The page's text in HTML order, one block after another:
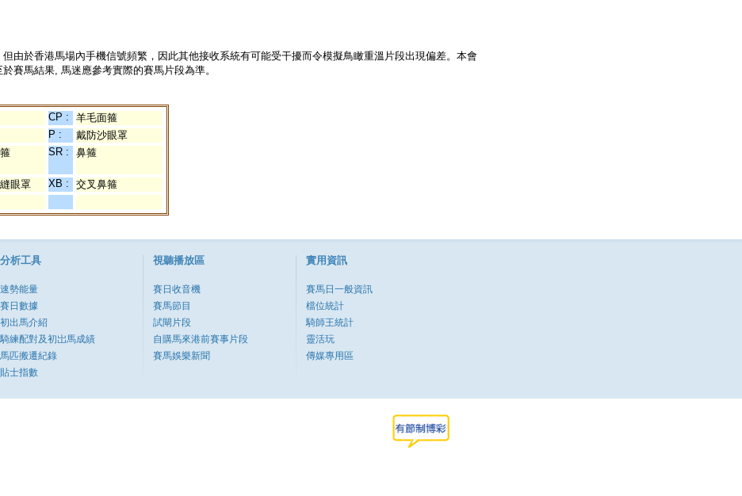
由於香港馬場內手機信號頻繁，因此其他接收系統有可能受干擾而令模擬鳥瞰重溫片段出現偏差。本會
賽馬結果, 馬迷應參考實際的賽馬片段為準。
CP :
羊毛面箍
P :
戴防沙眼罩
SR : 鼻箍
眼罩 XB :
交叉鼻箍
分析工具
速勢能量
賽日數據
初出馬介紹
騎練配對及初岀馬成績
馬匹搬遷紀錄
貼士指數
視聽播放區
賽日收音機
賽馬節目
試閘片段
自購馬來港前賽事片段
賽馬娛樂新聞
實用資訊
賽馬日一般資訊
檔位統計
騎師王統計
靈活玩
傳媒專用區